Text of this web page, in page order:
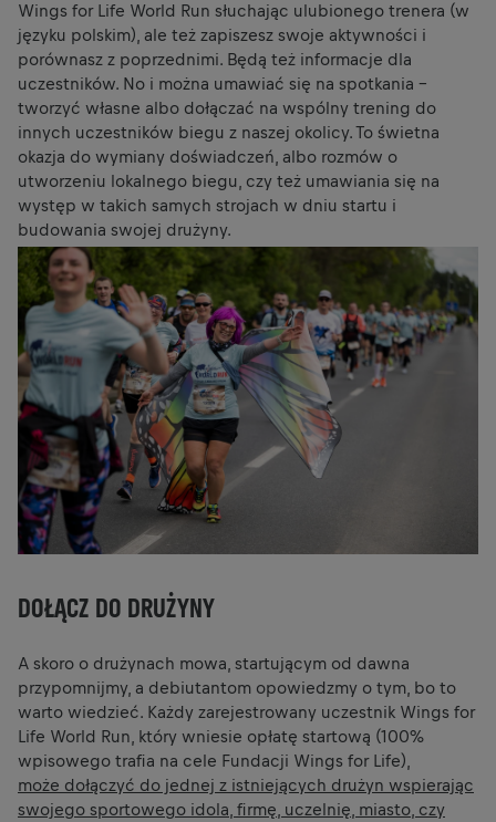
Wings for Life World Run słuchając ulubionego trenera (w
języku polskim), ale też zapiszesz swoje aktywności i
porównasz z poprzednimi. Będą też informacje dla
uczestników. No i można umawiać się na spotkania –
tworzyć własne albo dołączać na wspólny trening do
innych uczestników biegu z naszej okolicy. To świetna
okazja do wymiany doświadczeń, albo rozmów o
utworzeniu lokalnego biegu, czy też umawiania się na
występ w takich samych strojach w dniu startu i
budowania swojej drużyny.
DOŁĄCZ DO DRUŻYNY
A skoro o drużynach mowa, startującym od dawna
przypomnijmy, a debiutantom opowiedzmy o tym, bo to
warto wiedzieć. Każdy zarejestrowany uczestnik Wings for
Life World Run, który wniesie opłatę startową (100%
wpisowego trafia na cele Fundacji Wings for Life),
może dołączyć do jednej z istniejących drużyn wspierając
swojego sportowego idola, firmę, uczelnię, miasto, czy